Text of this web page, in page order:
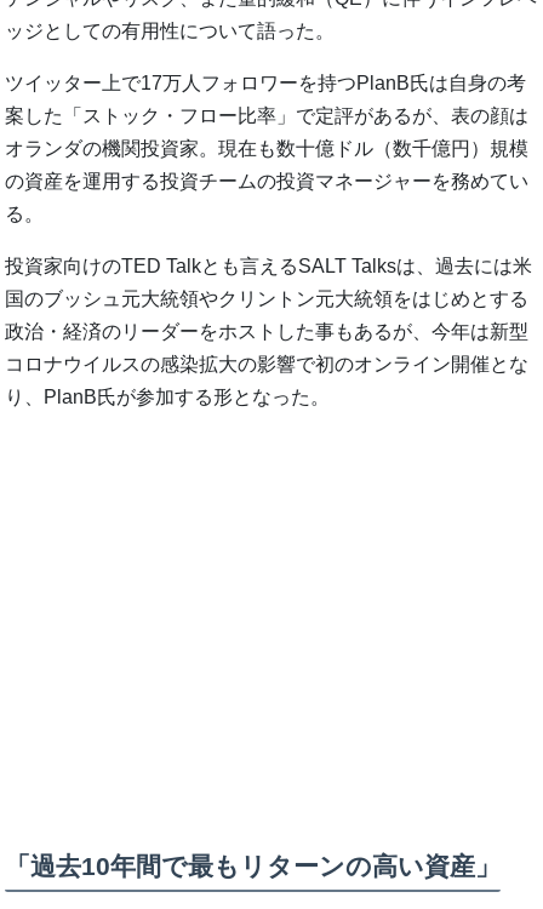
ッジとしての有用性について語った。
ツイッター上で17万人フォロワーを持つPlanB氏は自身の考
案した「ストック・フロー比率」で定評があるが、表の顔は
オランダの機関投資家。現在も数十億ドル（数千億円）規模
の資産を運用する投資チームの投資マネージャーを務めてい
る。
投資家向けのTED Talkとも言えるSALT Talksは、過去には米
国のブッシュ元大統領やクリントン元大統領をはじめとする
政治・経済のリーダーをホストした事もあるが、今年は新型
コロナウイルスの感染拡大の影響で初のオンライン開催とな
り、PlanB氏が参加する形となった。
「過去10年間で最もリターンの高い資産」